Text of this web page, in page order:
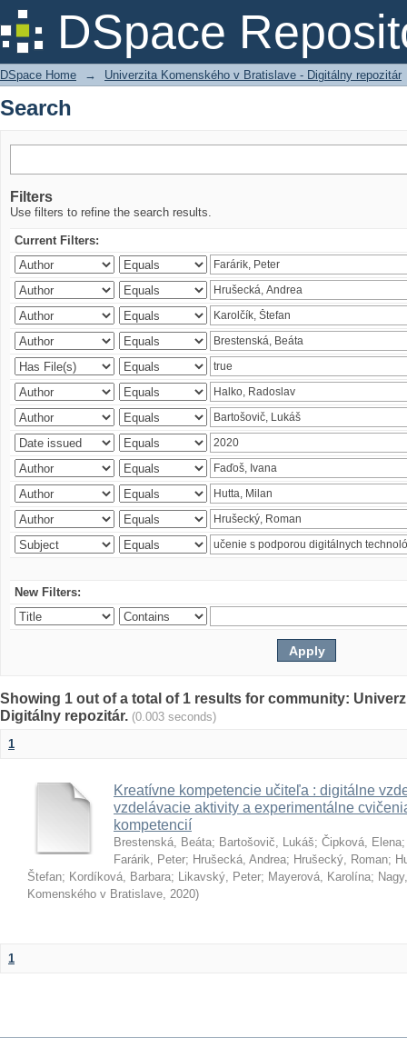
DSpace
Search
DSpace Home → Univerzita Komenského v Bratislave - Digitálny repozitár
Search
Filters
Use filters to refine the search results.
Current Filters:
New Filters:
Showing 1 out of a total of 1 results for community:
Digitálny repozitár. (0.003 seconds)
1
Kreatívne kompetencie učiteľa : digitálne
vzdelávacie aktivity a experimentálne
kompetencií
Brestenská, Beáta; Bartošovič, Lukáš; Čipková, Elena
Farárik, Peter; Hrušecká, Andrea; Hrušecký, Roman;
Štefan; Kordíková, Barbara; Likavský, Peter; Mayerová, Karolína;
Komenského v Bratislave, 2020)
1